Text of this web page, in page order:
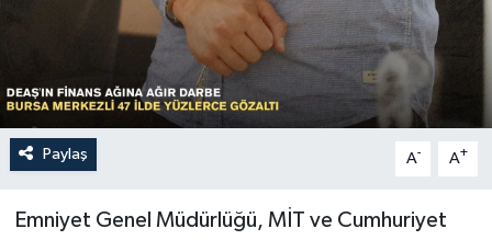
Paylaş A- A+
Emniyet Genel Müdürlüğü, MİT ve Cumhuriyet